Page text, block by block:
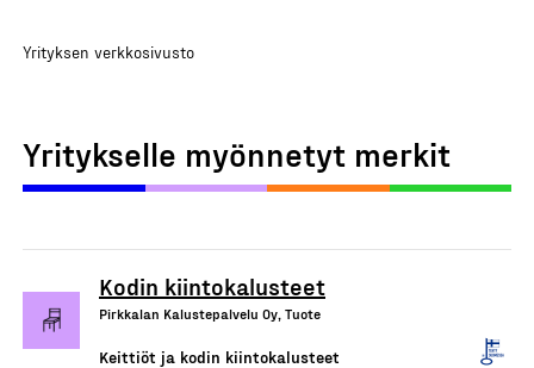
Yrityksen verkkosivusto
Yritykselle myönnetyt merkit
Kodin kiintokalusteet
Pirkkalan Kalustepalvelu Oy, Tuote
Keittiöt ja kodin kiintokalusteet